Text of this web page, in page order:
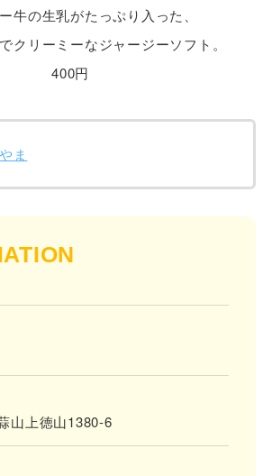
牛の生乳がたっぷり入った、
クリーミーなジャージーソフト。
400円
ま
山上徳山1380-6